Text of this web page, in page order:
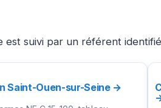
est suivi par un référent
Saint-Ouen-sur-Seine →